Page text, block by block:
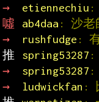
→
etiennechiu :
噓
ab4daa : 沙老
→
rushfudge :
推
spring53287 :
→
spring53287 :
→
ludwickfan :